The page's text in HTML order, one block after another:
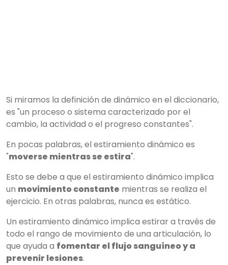
Si miramos la definición de dinámico en el diccionario,
es "un proceso o sistema caracterizado por el
cambio, la actividad o el progreso constantes".
En pocas palabras, el estiramiento dinámico es
"moverse mientras se estira".
Esto se debe a que el estiramiento dinámico implica
un movimiento constante mientras se realiza el
ejercicio. En otras palabras, nunca es estático.
Un estiramiento dinámico implica estirar a través de
todo el rango de movimiento de una articulación, lo
que ayuda a fomentar el flujo sanguíneo y a
prevenir lesiones.